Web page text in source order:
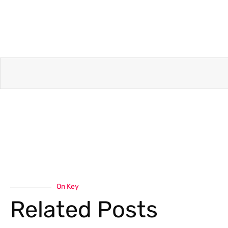
On Key
Related Posts